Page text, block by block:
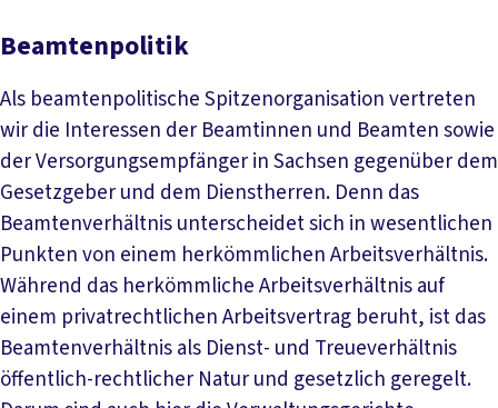
Beamtenpolitik
Als beamtenpolitische Spitzenorganisation vertreten
wir die Interessen der Beamtinnen und Beamten sowie
der Versorgungsempfänger in Sachsen gegenüber dem
Gesetzgeber und dem Dienstherren. Denn das
Beamtenverhältnis unterscheidet sich in wesentlichen
Punkten von einem herkömmlichen Arbeitsverhältnis.
Während das herkömmliche Arbeitsverhältnis auf
einem privatrechtlichen Arbeitsvertrag beruht, ist das
Beamtenverhältnis als Dienst- und Treueverhältnis
öffentlich-rechtlicher Natur und gesetzlich geregelt.